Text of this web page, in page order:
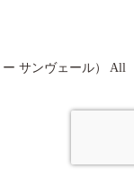
ー サンヴェール） All